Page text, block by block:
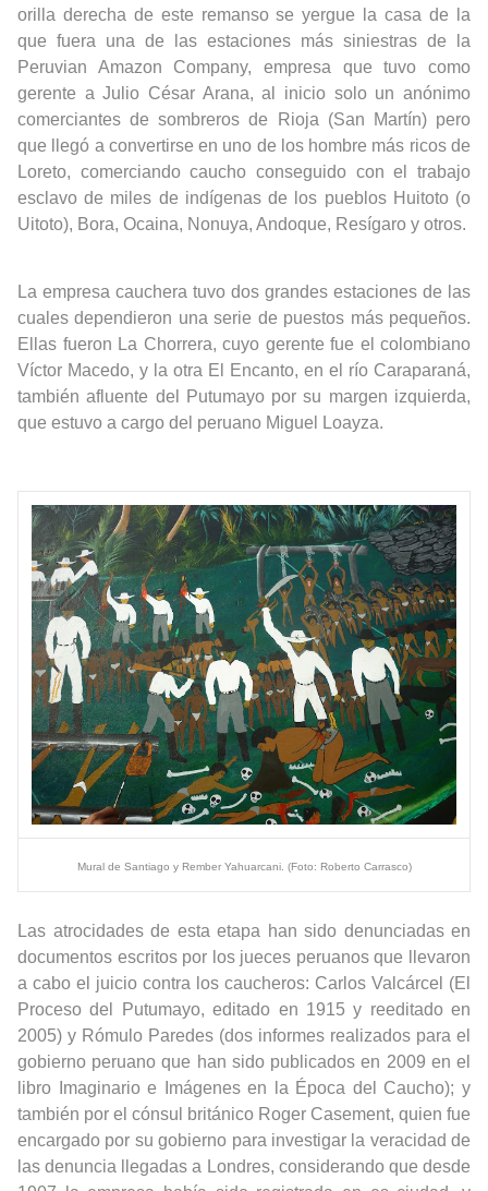
orilla derecha de este remanso se yergue la casa de la
que fuera una de las estaciones más siniestras de la
Peruvian Amazon Company, empresa que tuvo como
gerente a Julio César Arana, al inicio solo un anónimo
comerciantes de sombreros de Rioja (San Martín) pero
que llegó a convertirse en uno de los hombre más ricos de
Loreto, comerciando caucho conseguido con el trabajo
esclavo de miles de indígenas de los pueblos Huitoto (o
Uitoto), Bora, Ocaina, Nonuya, Andoque, Resígaro y otros.
La empresa cauchera tuvo dos grandes estaciones de las
cuales dependieron una serie de puestos más pequeños.
Ellas fueron La Chorrera, cuyo gerente fue el colombiano
Víctor Macedo, y la otra El Encanto, en el río Caraparaná,
también afluente del Putumayo por su margen izquierda,
que estuvo a cargo del peruano Miguel Loayza.
Mural de Santiago y Rember Yahuarcani. (Foto: Roberto Carrasco)
Las atrocidades de esta etapa han sido denunciadas en
documentos escritos por los jueces peruanos que llevaron
a cabo el juicio contra los caucheros: Carlos Valcárcel (El
Proceso del Putumayo, editado en 1915 y reeditado en
2005) y Rómulo Paredes (dos informes realizados para el
gobierno peruano que han sido publicados en 2009 en el
libro Imaginario e Imágenes en la Época del Caucho); y
también por el cónsul británico Roger Casement, quien fue
encargado por su gobierno para investigar la veracidad de
las denuncia llegadas a Londres, considerando que desde